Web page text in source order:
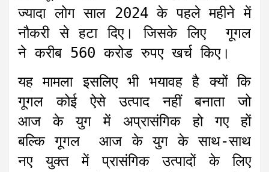
ज्यादा लोग साल 2024 के पहले महीने में
नौकरी से हटा दिए। जिसके लिए गूगल
ने करीब 560 करोड रुपए खर्च किए।
यह मामला इसलिए भी भयावह है क्यों कि
गूगल कोई ऐसे उत्पाद नहीं बनाता जो
आज के युग में अप्रासंगिक हो गए हों
बल्कि गूगल आज के युग के साथ-साथ
नए युक्त में प्रासंगिक उत्पादों के लिए